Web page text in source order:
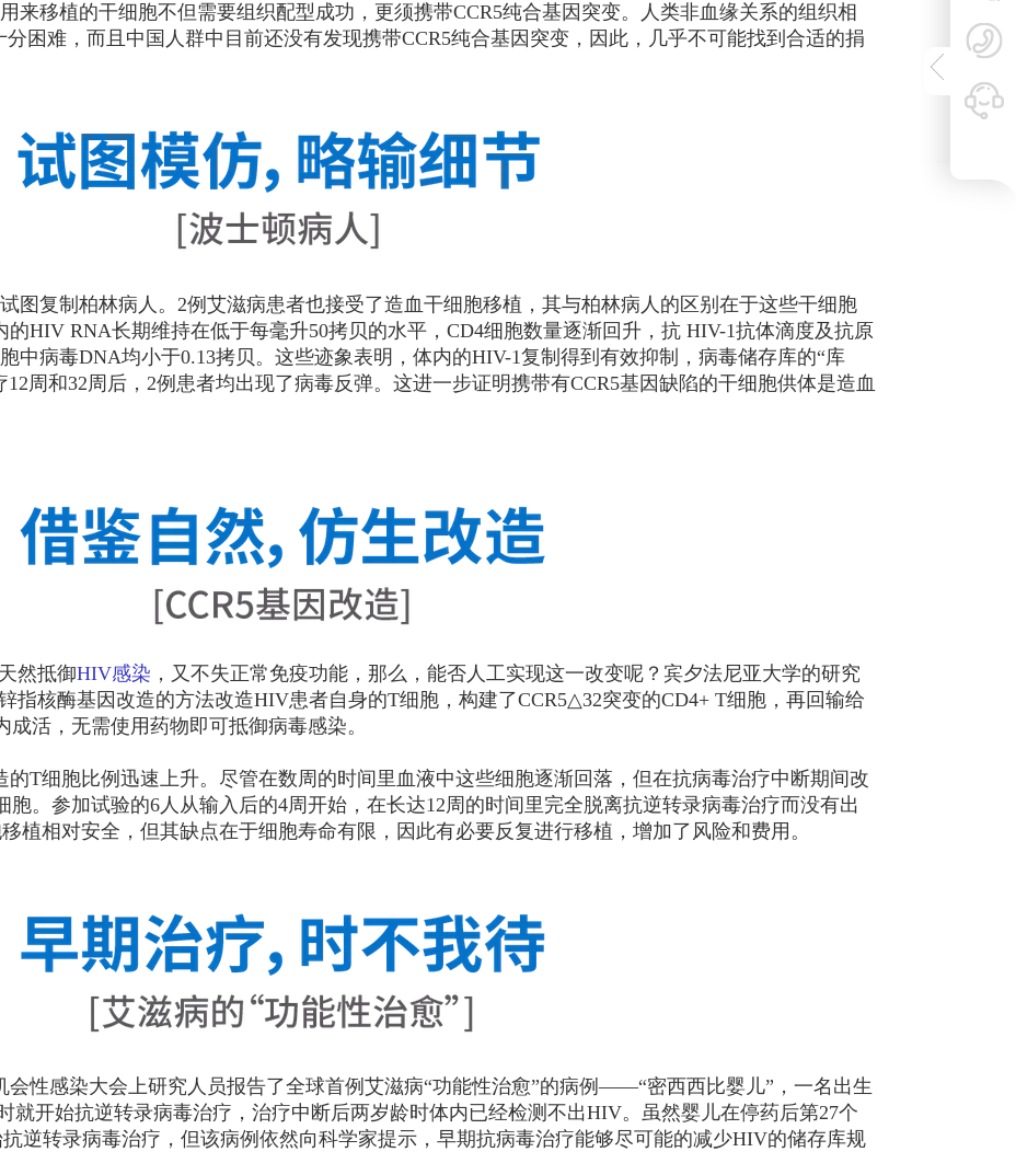
来移植的干细胞不但需要组织配型成功，更须携带CCR5纯合基因突变。人类非血缘关系的组织相
分困难，而且中国人群中目前还没有发现携带CCR5纯合基因突变，因此，几乎不可能找到合适的捐
图复制柏林病人。2例艾滋病患者也接受了造血干细胞移植，其与柏林病人的区别在于这些干细胞
的HIV RNA长期维持在低于每毫升50拷贝的水平，CD4细胞数量逐渐回升，抗 HIV-1抗体滴度及抗原
中病毒DNA均小于0.13拷贝。这些迹象表明，体内的HIV-1复制得到有效抑制，病毒储存库的“库
周和32周后，2例患者均出现了病毒反弹。这进一步证明携带有CCR5基因缺陷的干细胞供体是造血
然抵御HIV感染 ，又不失正常免疫功能，那么，能否人工实现这一改变呢？宾夕法尼亚大学的研究
指核酶基因改造的方法改造HIV患者自身的T细胞，构建了CCR5△32突变的CD4+ T细胞，再回输给
活，无需使用药物即可抵御病毒感染。
T细胞比例迅速上升。尽管在数周的时间里血液中这些细胞逐渐回落，但在抗病毒治疗中断期间改
。参加试验的6人从输入后的4周开始，在长达12周的时间里完全脱离抗逆转录病毒治疗而没有出
植相对安全，但其缺点在于细胞寿命有限，因此有必要反复进行移植，增加了风险和费用。
会性感染大会上研究人员报告了全球首例艾滋病“功能性治愈”的病例——“密西西比婴儿”，一名出生
就开始抗逆转录病毒治疗，治疗中断后两岁龄时体内已经检测不出HIV。虽然婴儿在停药后第27个
逆转录病毒治疗，但该病例依然向科学家提示，早期抗病毒治疗能够尽可能的减少HIV的储存库规